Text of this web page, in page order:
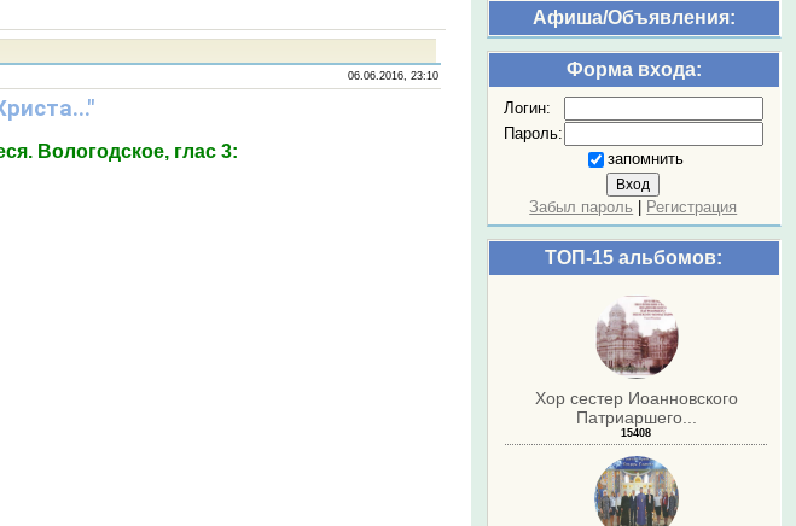
Афиша/Объявления:
Форма входа:
Логин:
Пароль:
запомнить
Забыл пароль Регистрация
ТОП-15 альбомов:
Хор сестер Иоанновского
Патриаршего...
15408
06.06.2016, 23:10
Вологодское, глас 3: